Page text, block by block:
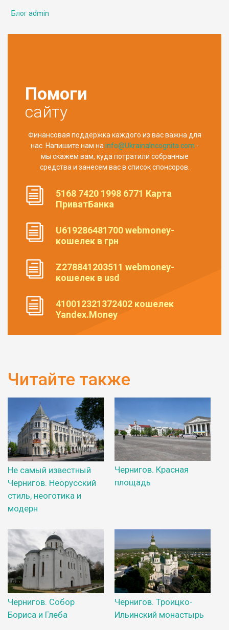
Блог admin
Помоги
сайту
Финансовая поддержка каждого из вас важна для
нас. Напишите нам на info@UkrainaIncognita.com -
мы скажем вам, куда потратили собранные
средства и занесем вас в список спонсоров.
5168 7420 1998 6771 Карта
ПриватБанка
U619286481700 webmoney-
кошелек в грн
Z278841203511 webmoney-
кошелек в usd
410012321372402 кошелек
Yandex.Money
Читайте также
Не самый известный
Чернигов. Неорусский
стиль, неоготика и
модерн
Чернигов. Красная
площадь
Чернигов. Собор
Бориса и Глеба
Чернигов. Троицко-
Ильинский монастырь